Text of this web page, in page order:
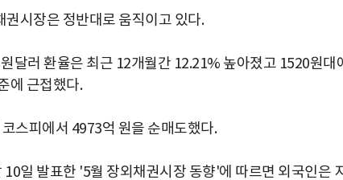
시장은 정반대로 움직이고 있다.
달러 환율은 최근 12개월간 12.21% 높아졌고 1520원대
에 근접했다.
스피에서 4973억 원을 순매도했다.
일 발표한 '5월 장외채권시장 동향'에 따르면 외국인은 지